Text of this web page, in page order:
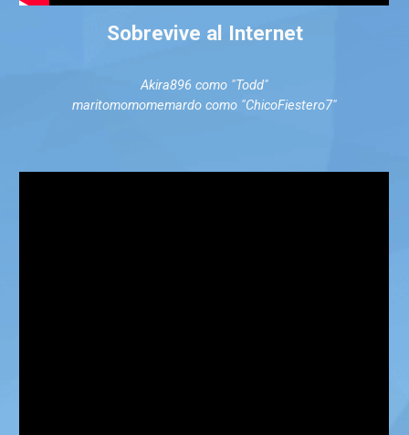
Sobrevive al Internet
Akira896 como "Todd"
maritomomomemardo como "ChicoFiestero7"